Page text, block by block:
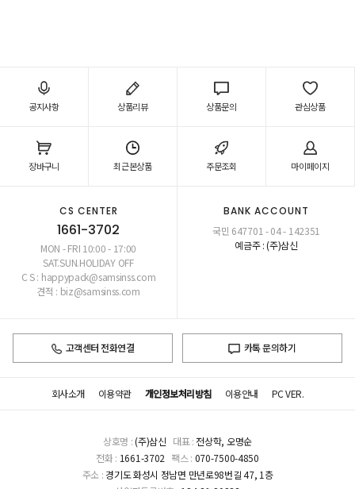
공지사항 상품리뷰 상품문의 관심상품
장바구니 최근본상품 주문조회 마이페이지
CS CENTER
1661-3702
MON - FRI 10:00 - 17:00
SAT.SUN.HOLIDAY OFF
C S : happypack@samsinss.com
견적 : biz@samsinss.com
BANK ACCOUNT
국민 647701 - 04 - 142351
예금주 : (주)삼신
고객센터 전화연결 카톡 문의하기
회사소개 이용약관 개인정보처리방침 이용안내 PC VER.
상호명 :(주)삼신 대표 : 전상학, 오명순
전화 : 1661-3702 팩스 : 070-7500-4850
주소 : 경기도 화성시 정남면 만년로98번길 47, 1층